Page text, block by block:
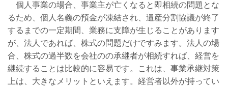
個人事業の場合、事業主が亡くなると即相続の問題とな
るため、個人名義の預金が凍結され、遺産分割協議が終了
するまでの一定期間、業務に支障が生じることがあります
が、法人であれば、株式の問題だけですみます。法人の場
合、株式の過半数を会社のの承継者が相続すれば、経営を
継続することは比較的に容易です。これは、事業承継対策
上は、大きなメリットといえます。経営者以外が持ってい